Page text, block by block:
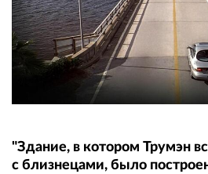
"Здание, в котором Трумэн
с близнецами, было